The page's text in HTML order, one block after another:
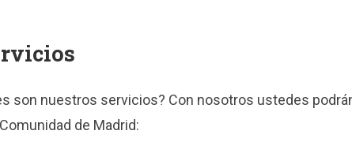
son nuestros servicios? Con nosotros ustedes
de Madrid: